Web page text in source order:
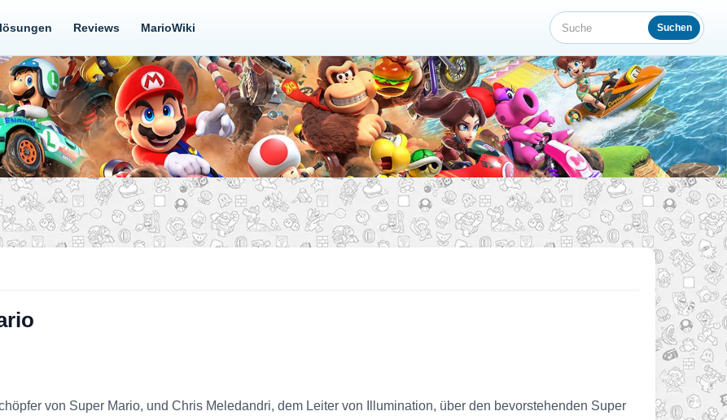
Reviews MarioWiki Suche Suchen
von Super Mario, und Chris Meledandri, dem Leiter von Illumination, über den bevorstehenden Super